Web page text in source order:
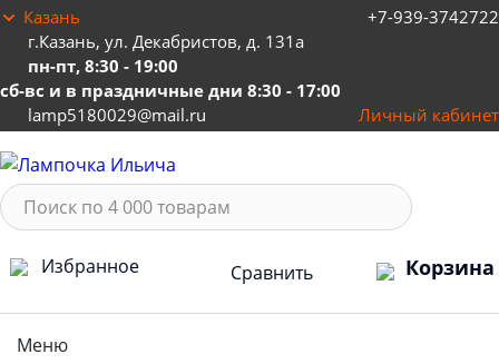
Казань
+7-939-3742722
г.Казань, ул. Декабристов, д. 131а
пн-пт, 8:30 - 19:00
сб-вс и в праздничные дни 8:30 - 17:00
lamp5180029@mail.ru
Личный кабинет
Избранное Сравнить Корзина
Меню